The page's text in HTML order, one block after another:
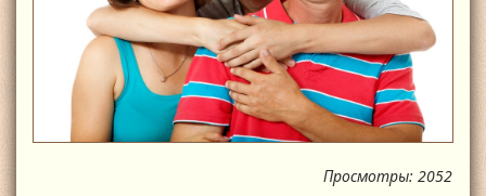
Просмотры: 2052